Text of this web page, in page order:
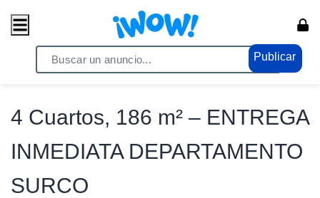
Publicar
/ Propiedades / Casas
4 Cuartos, 186 m² – ENTREGA
INMEDIATA DEPARTAMENTO
SURCO